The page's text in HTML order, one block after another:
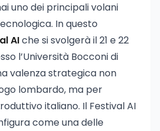
uno dei principali volani
In questo
AIche si svolgerà il 21 e 22
l’Università Bocconi di
valenza strategica non
lombardo, ma per
italiano. Il Festival AI
come una delle